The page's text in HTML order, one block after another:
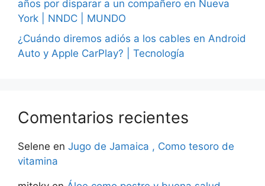
años por disparar a un compañero en Nueva
York | NNDC | MUNDO
¿Cuándo diremos adiós a los cables en Android
Auto y Apple CarPlay? | Tecnología
Comentarios recientes
Selene en Jugo de Jamaica , Como tesoro de
vitamina